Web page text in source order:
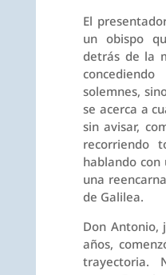
El
un obispo
detrás de la
solemnes,
se acerca a
sin avisar,
recorriendo
hablando con
una
de Galilea.
Don Antonio,
años,
trayectoria.